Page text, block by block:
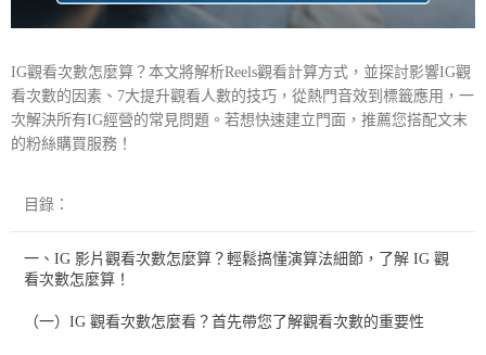
IG觀看次數怎麼算 ？本文將解析Reels觀看計算方式，並探討影響IG觀
看次數的因素 、7大提升觀看人數的技巧，從熱門音效到標籤應用，一
次解決所有IG經營的常見問題。若想快速建立門面，推薦您搭配文末
的粉絲購買服務！
目錄：
一、IG 影片觀看次數怎麼算？輕鬆搞懂演算法細節，了解 IG 觀
看次數怎麼算！
（一）IG 觀看次數怎麼看？首先帶您了解觀看次數的重要性